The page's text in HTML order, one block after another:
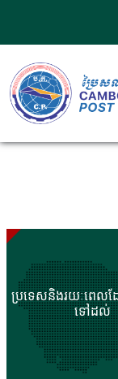
ប្រទេសនិងរយៈពេលដ
ទៅដល់